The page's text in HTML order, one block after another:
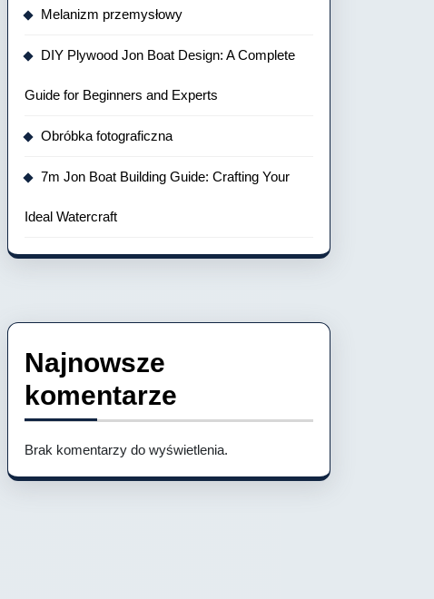
Melanizm przemysłowy
DIY Plywood Jon Boat Design: A Complete
Guide for Beginners and Experts
Obróbka fotograficzna
7m Jon Boat Building Guide: Crafting Your
Ideal Watercraft
Najnowsze
komentarze
Brak komentarzy do wyświetlenia.